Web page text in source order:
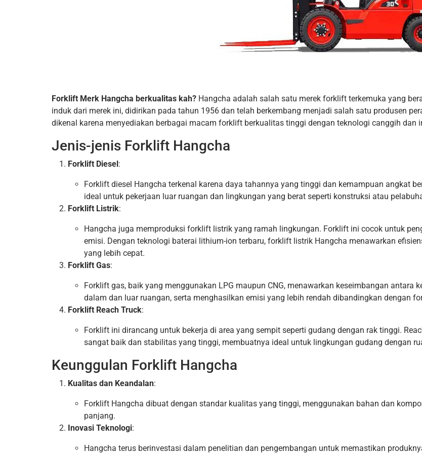
Forklift Merk Hangcha berkualitas kah? Hangcha adalah salah satu merek forklift terkemuka yang
induk dari merek ini, didirikan pada tahun 1956 dan telah berkembang menjadi salah satu produsen
dikenal karena menyediakan berbagai macam forklift berkualitas tinggi dengan teknologi canggih dan
Jenis-jenis Forklift Hangcha
Forklift Diesel:
Forklift diesel Hangcha terkenal karena daya tahannya yang tinggi dan kemampuan angkat
ideal untuk pekerjaan luar ruangan dan lingkungan yang berat seperti konstruksi atau
Forklift Listrik:
Hangcha juga memproduksi forklift listrik yang ramah lingkungan. Forklift ini cocok untuk
emisi. Dengan teknologi baterai lithium-ion terbaru, forklift listrik Hangcha menawarkan
yang lebih cepat.
Forklift Gas:
Forklift gas, baik yang menggunakan LPG maupun CNG, menawarkan keseimbangan antara
dalam dan luar ruangan, serta menghasilkan emisi yang lebih rendah dibandingkan dengan
Forklift Reach Truck:
Forklift ini dirancang untuk bekerja di area yang sempit seperti gudang dengan rak tinggi.
sangat baik dan stabilitas yang tinggi, membuatnya ideal untuk lingkungan gudang dengan
Keunggulan Forklift Hangcha
Kualitas dan Keandalan:
Forklift Hangcha dibuat dengan standar kualitas yang tinggi, menggunakan bahan dan
panjang.
Inovasi Teknologi:
Hangcha terus berinvestasi dalam penelitian dan pengembangan untuk memastikan